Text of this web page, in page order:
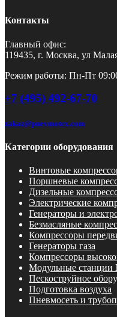
Контакты
Главный офис:
119435, г. Москва, ул
Режим работы: Пн-Пт
+7 (495) 492-67-70
zakaz@pnevmotex.com
Категории оборудования
Винтовые
Поршневые
Дизельные
Электрические
Генераторы и
Безмасляные
Компрессоры
Генераторы газа
Компрессоры
Модульные
Пескоструйное
Подготовка воздуха
Пневмосеть и